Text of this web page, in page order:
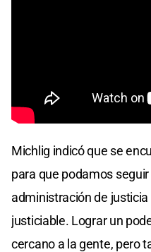
Michlig indicó que se
para que podamos
administración de
justiciable. Lograr un
cercano a la gente, pero